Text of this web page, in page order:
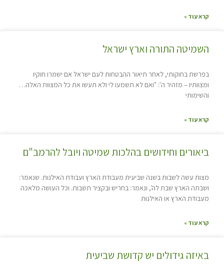
קרא עוד »
השמיטה התורה וארץ ישראל
בפרשת בחוקותי, לאחר תיאור ההבטחות לעם ישראל אם ישמרו חוקיו
ומצוותיו – מזהיר ה': "ואם לא תשמעו לי ולא תעשו את כל המצוות האלה…
והשימותי
קרא עוד »
ביאורים וחידושים בהלכות שמיטה ויובל להרמב"ם
מצות עשה לשבות בשנה שביעית מעבודת הארץ ועבודת האילנות. שנאמר:
ושבתה הארץ שבת לה', ונאמר: בחריש ובקציר תשבות. וכל העושה מלאכה
מעבודת הארץ או האילנות
קרא עוד »
באיזה גידולים יש קדושת שביעית